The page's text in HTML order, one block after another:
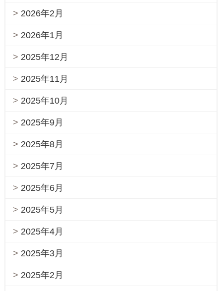
2026年2月
2026年1月
2025年12月
2025年11月
2025年10月
2025年9月
2025年8月
2025年7月
2025年6月
2025年5月
2025年4月
2025年3月
2025年2月